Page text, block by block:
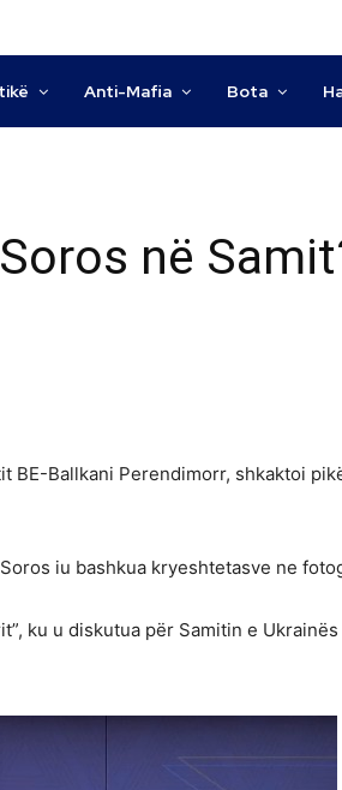
Anti-Mafia Bota
në
BE-Ballkani Perendimorr, shkaktoi
iu bashkua kryeshtetasve ne
ku u diskutua për Samitin e